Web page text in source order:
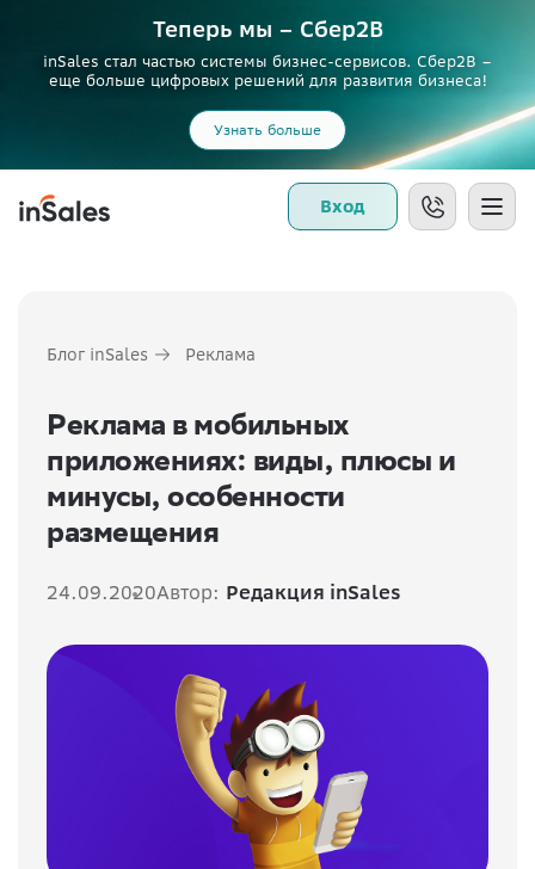
Теперь мы – Сбер2B
inSales стал частью системы бизнес-сервисов. Сбер2В –
еще больше цифровых решений для развития бизнеса!
Узнать больше
Вход
Блог inSales Реклама
Реклама в мобильных
приложениях: виды, плюсы и
минусы, особенности
размещения
24.09.2020Автор: Редакция inSales